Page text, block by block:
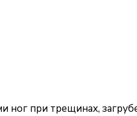
ног при трещинах,